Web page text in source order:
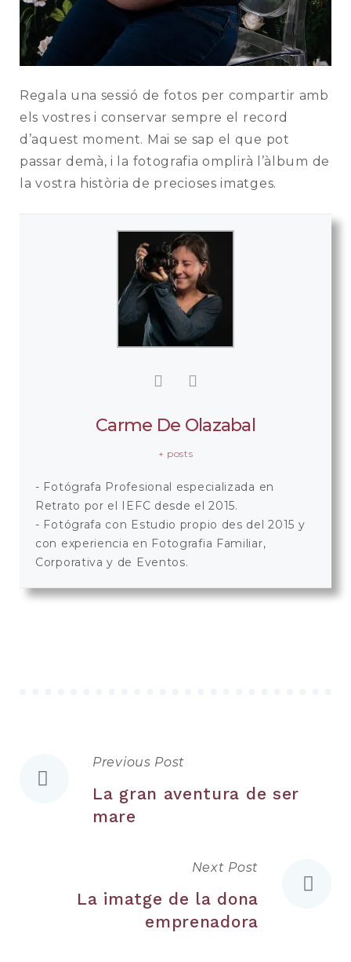
Regala una sessió de fotos per compartir amb
els vostres i conservar sempre el record
d’aquest moment. Mai se sap el que pot
passar demà, i la fotografia omplirà l’àlbum de
la vostra història de precioses imatges.
Carme De Olazabal
+ posts
- Fotógrafa Profesional especializada en
Retrato por el IEFC desde el 2015.
- Fotógrafa con Estudio propio des del 2015 y
con experiencia en Fotografia Familiar,
Corporativa y de Eventos.
Navegació
d'entrades
Previous Post
La gran aventura de ser
mare
Next Post
La imatge de la dona
emprenadora